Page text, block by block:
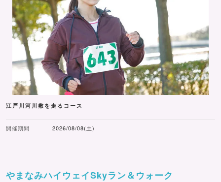
江戸川河川敷を走るコース
開催期間 2026/08/08(土)
やまなみハイウェイSkyラン＆ウォーク